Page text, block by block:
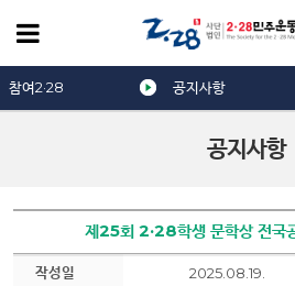
공지사항
참여2·28 공지사항
제25회 2·28학생 문학상 전국
작성일 2025.08.19.